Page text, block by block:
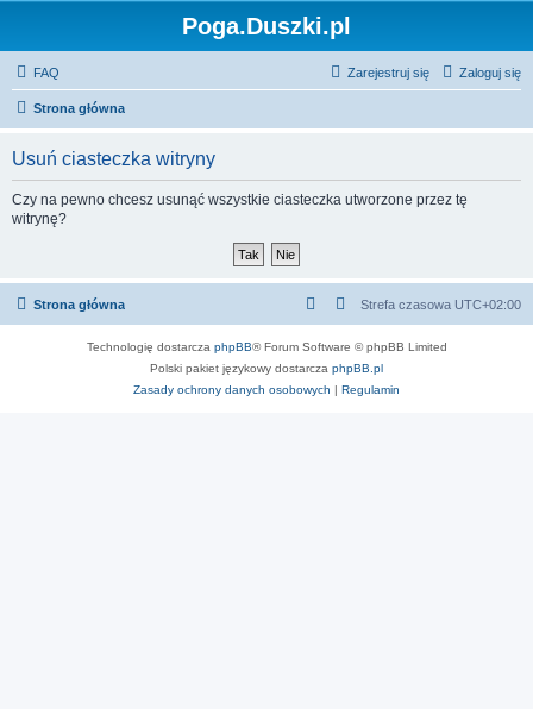
Poga.Duszki.pl
FAQ Zaloguj się
Zarejestruj się
Strona główna
Usuń ciasteczka witryny
Czy na pewno chcesz usunąć wszystkie ciasteczka utworzone przez tę
witrynę?
Strona główna Strefa czasowa UTC+02:00
Technologię dostarcza phpBB® Forum Software © phpBB Limited
Polski pakiet językowy dostarcza phpBB.pl
Zasady ochrony danych osobowych | Regulamin